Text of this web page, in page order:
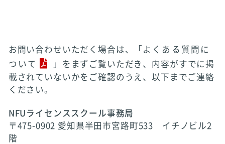
お問い合わせいただく場合は、「 よくある質問に
ついて
」をまずご覧いただき、内容がすでに掲
載されていないかをご確認のうえ、以下までご連絡
ください。
NFUライセンススクール事務局
〒475-0902 愛知県半田市宮路町533 イチノビル2
階